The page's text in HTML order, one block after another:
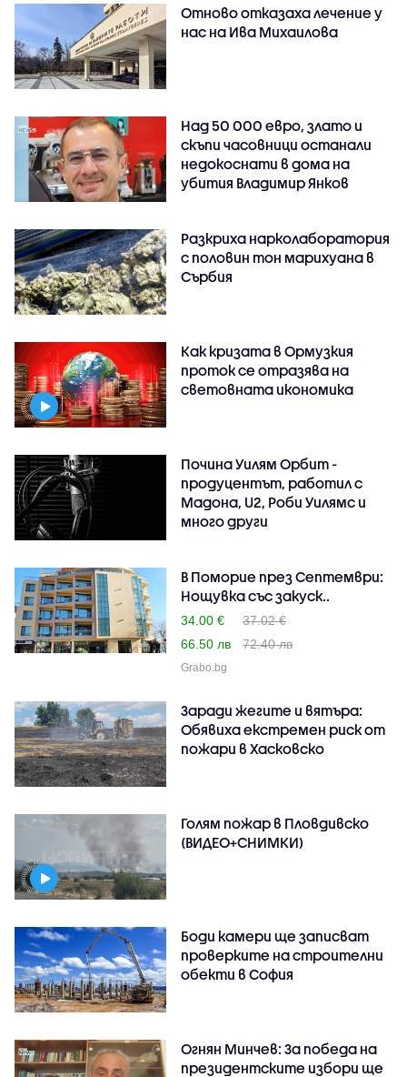
Отново отказаха лечение у
нас на Ива Михаилова
Над 50 000 евро, злато и
скъпи часовници останали
недокоснати в дома на
убития Владимир Янков
Разкриха нарколаборатория
с половин тон марихуана в
Сърбия
Как кризата в Ормузкия
проток се отразява на
световната икономика
Почина Уилям Орбит -
продуцентът, работил с
Мадона, U2, Роби Уилямс и
много други
В Поморие през Септември:
Нощувка със закуск..
34.00 €
37.02 €
66.50 лв
72.40 лв
Grabo.bg
Заради жегите и вятъра:
Обявиха екстремен риск от
пожари в Хасковско
Голям пожар в Пловдивско
(ВИДЕО+СНИМКИ)
Боди камери ще записват
проверките на строителни
обекти в София
Огнян Минчев: За победа на
президентските избори ще